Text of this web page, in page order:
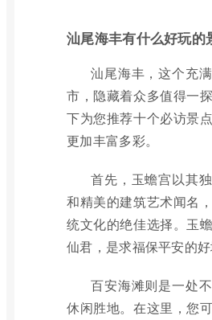
汕尾海丰有什么好玩的
汕尾海丰，这个充
市，隐藏着众多值得一
下为您推荐十个必访景
更加丰富多彩。
首先，玉蟾宫以其
和精美的建筑艺术闻名
统文化的绝佳选择。玉
仙君，是求福保平安的好
百安海滩则是一处
休闲胜地。在这里，您